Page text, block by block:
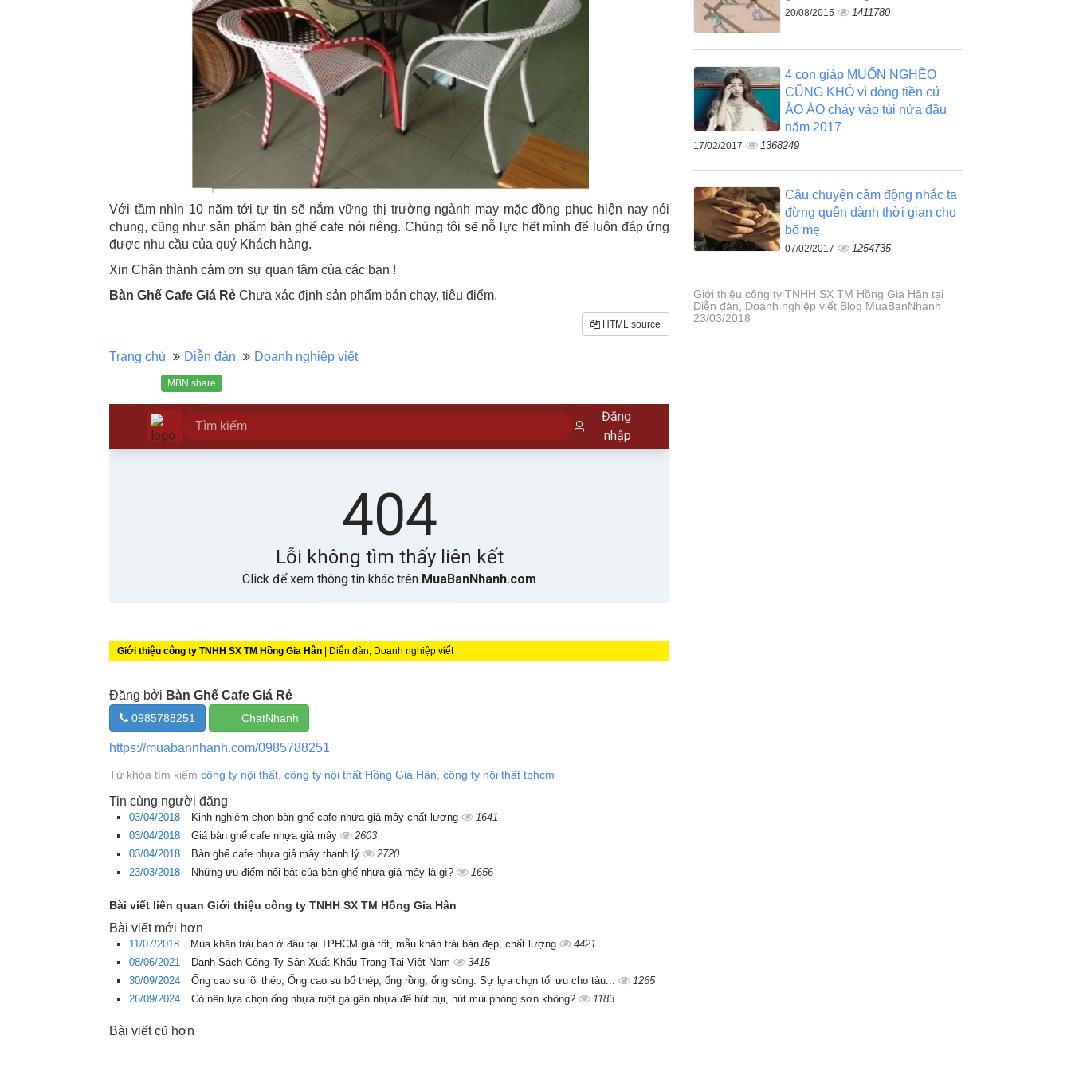
Với tầm nhìn 10 năm tới tự tin sẽ nắm vững thị trường ngành may mặc đồng phục hiện nay nói
chung, cũng như sản phẩm bàn ghế cafe nói riêng. Chúng tôi sẽ nỗ lực hết mình để luôn đáp ứng
được nhu cầu của quý Khách hàng.
Xin Chân thành cảm ơn sự quan tâm của các bạn !
Bàn Ghế Cafe Giá Rẻ Chưa xác định sản phẩm bán chạy, tiêu điểm.
HTML source
Trang chủ Diễn đàn Doanh nghiệp viết
MBN share
Giới thiệu công ty TNHH SX TM Hồng Gia Hân | Diễn đàn, Doanh nghiệp viết
Đăng bởi Bàn Ghế Cafe Giá Rẻ
0985788251 ChatNhanh
https://muabannhanh.com/0985788251
Từ khóa tìm kiếm công ty nội thất công ty nội thất Hồng Gia Hân công ty nội thất tphcm
Tin cùng người đăng
03/04/2018 Kinh nghiệm chọn bàn ghế cafe nhựa giả mây chất lượng
1641
03/04/2018
Giá bàn ghế cafe nhựa giả mây
2603
03/04/2018
Bàn ghế cafe nhựa giả mây thanh lý
2720
23/03/2018
Những ưu điểm nổi bật của bàn ghế nhựa giả mây là gì? 1656
Bài viết liên quan Giới thiệu công ty TNHH SX TM Hồng Gia Hân
Bài viết mới hơn
11/07/2018 Mua khăn trải bàn ở đâu tại TPHCM giá tốt, mẫu khăn trải bàn đẹp, chất lượng
4421
08/06/2021
Danh Sách Công Ty Sản Xuất Khẩu Trang Tại Việt Nam
3415
30/09/2024
Ống cao su lõi thép, Ống cao su bố thép, ống rồng, ống sùng: Sự lựa chọn tối ưu cho tàu...
1265
26/09/2024
Có nên lựa chọn ống nhựa ruột gà gân nhựa để hút bụi, hút mùi phòng sơn không? 1183
Bài viết cũ hơn
20/08/2015 1411780
4 con giáp MUỐN NGHÈO
CŨNG KHÓ vì dòng tiền cứ
ÀO ÀO chảy vào túi nửa đầu
năm 2017
17/02/2017 1368249
Câu chuyện cảm động nhắc ta
đừng quên dành thời gian cho
bố mẹ
07/02/2017 1254735
Giới thiệu công ty TNHH SX TM Hồng Gia Hân tại
Diễn đàn, Doanh nghiệp viết Blog MuaBanNhanh
23/03/2018